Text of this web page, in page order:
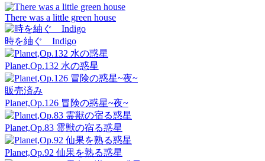
There was a little green house
時を紬ぐ Indigo
Planet,Op.132 水の惑星
販売済み
Planet,Op.126 冒険の惑星~夜~
Planet,Op.83 霊獣の宿る惑星
Planet,Op.92 仙果を熟る惑星